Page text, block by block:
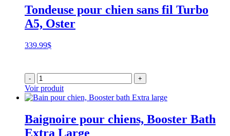
Tondeuse pour chien sans fil Turbo
A5, Oster
339.99$
- +
Voir produit
Baignoire pour chiens, Booster Bath
Extra Large